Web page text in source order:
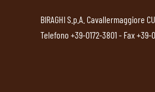
BIRAGHI S.p.A. Cavallermaggiore
Telefono +39-0172-3801- Fax +39-